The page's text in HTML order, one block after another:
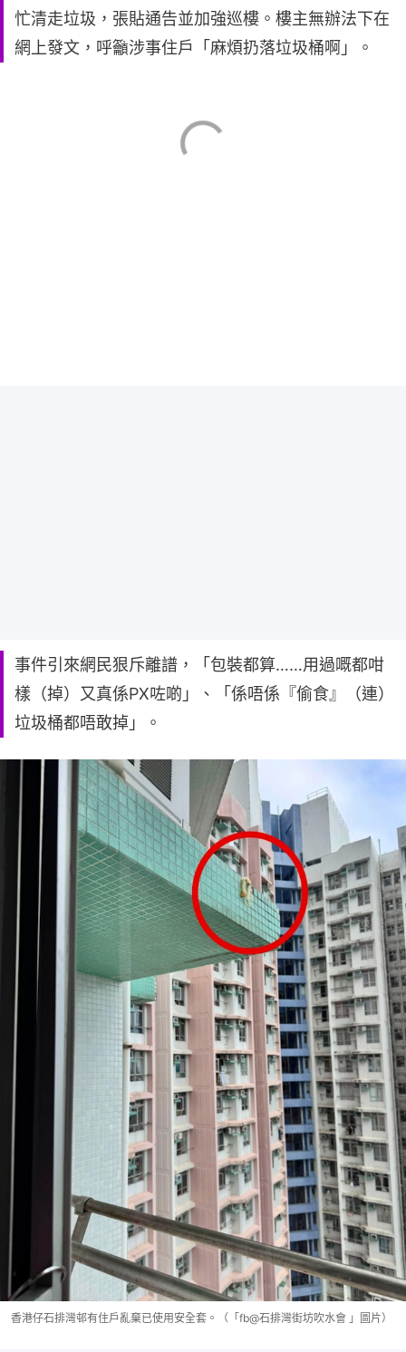
忙清走垃圾，張貼通告並加強巡樓。樓主無辦法下在
網上發文，呼籲涉事住戶「麻煩扔落垃圾桶啊」。
事件引來網民狠斥離譜，「包裝都算……用過嘅都咁
樣（掉）又真係PX咗啲」、「係唔係『偷食』（連）
垃圾桶都唔敢掉」。
香港仔石排灣邨有住戶亂棄已使用安全套。（「fb@石排灣街坊吹水會 」圖片）